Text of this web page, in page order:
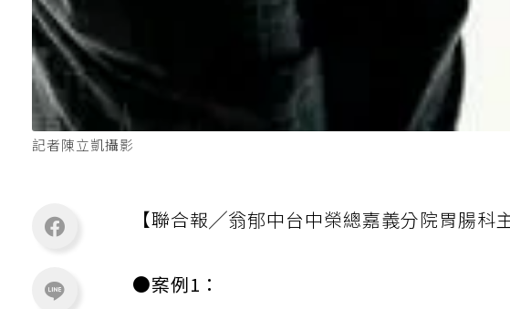
記者陳立凱攝影
【聯合報╱翁郁中台中榮總嘉義分院胃腸科
●案例1：